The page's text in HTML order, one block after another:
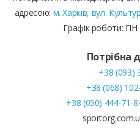
адресою: м. Харків, вул.
Графік роботи:
Потрібна
+38 (093)
+38 (068)
+38 (050) 444-71-